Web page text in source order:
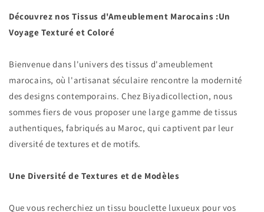
Découvrez nos Tissus d'Ameublement Marocains :Un
Voyage Texturé et Coloré
Bienvenue dans l'univers des tissus d'ameublement
marocains, où l'artisanat séculaire rencontre la modernité
des designs contemporains. Chez Biyadicollection, nous
sommes fiers de vous proposer une large gamme de tissus
authentiques, fabriqués au Maroc, qui captivent par leur
diversité de textures et de motifs.
Une Diversité de Textures et de Modèles
Que vous recherchiez un tissu bouclette luxueux pour vos